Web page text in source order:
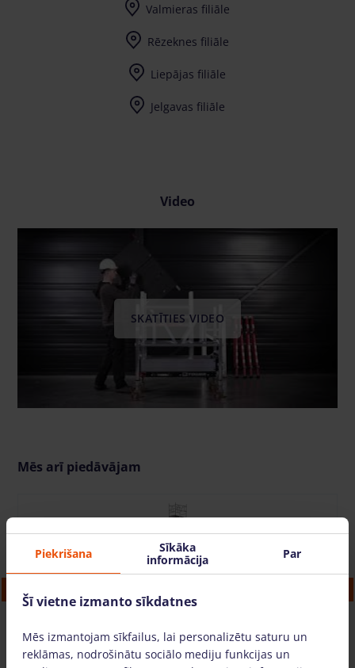
Valmieras filiāle
Rēzeknes filiāle
Liepājas filiāle
Jelgavas filiāle
Video
SKATĪTIES VIDEO
Mēs arī piedāvājam
0,75 m)
Piekrišana
Sīkāka
informācija
Par
Šī vietne izmanto sīkdatnes
Mēs izmantojam sīkfailus, lai personalizētu saturu un
reklāmas, nodrošinātu sociālo mediju funkcijas un